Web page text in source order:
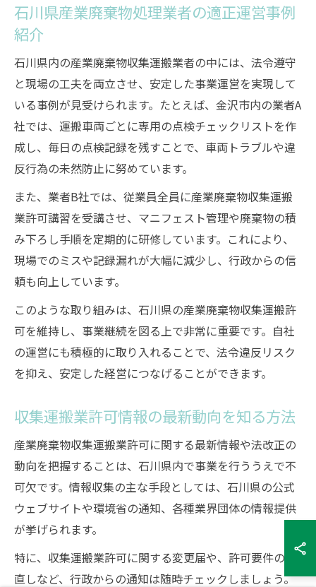
石川県産業廃棄物処理業者の適正運営事例
紹介
石川県内の産業廃棄物収集運搬業者の中には、法令遵守
と現場の工夫を両立させ、安定した事業運営を実現して
いる事例が見受けられます。たとえば、金沢市内の業者A
社では、運搬車両ごとに専用の点検チェックリストを作
成し、毎日の点検記録を残すことで、車両トラブルや違
反行為の未然防止に努めています。
また、業者B社では、従業員全員に産業廃棄物収集運搬
業許可講習を受講させ、マニフェスト管理や廃棄物の積
み下ろし手順を定期的に研修しています。これにより、
現場でのミスや記録漏れが大幅に減少し、行政からの信
頼も向上しています。
このような取り組みは、石川県の産業廃棄物収集運搬許
可を維持し、事業継続を図る上で非常に重要です。自社
の運営にも積極的に取り入れることで、法令違反リスク
を抑え、安定した経営につなげることができます。
収集運搬業許可情報の最新動向を知る方法
産業廃棄物収集運搬業許可に関する最新情報や法改正の
動向を把握することは、石川県内で事業を行ううえで不
可欠です。情報収集の主な手段としては、石川県の公式
ウェブサイトや環境省の通知、各種業界団体の情報提供
が挙げられます。
特に、収集運搬業許可に関する変更届や、許可要件の見
直しなど、行政からの通知は随時チェックしましょう。